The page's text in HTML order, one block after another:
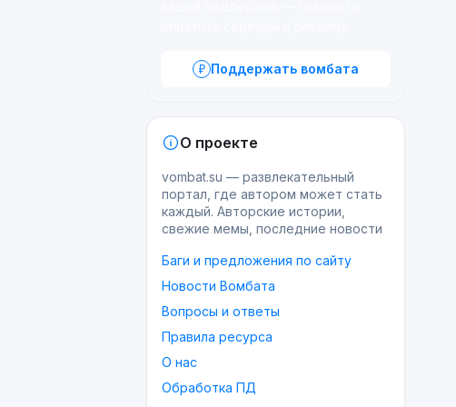
Поддержать вомбата
О проекте
vombat.su — развлекательный
портал, где автором может стать
каждый. Авторские истории,
свежие мемы, последние новости
Баги и предложения по сайту
Новости Вомбата
Вопросы и ответы
Правила ресурса
О нас
Обработка ПД